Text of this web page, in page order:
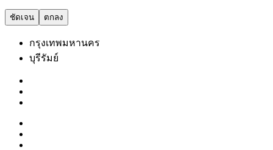
ชัดเจน ตกลง
กรุงเทพมหานคร
บุรีรัมย์